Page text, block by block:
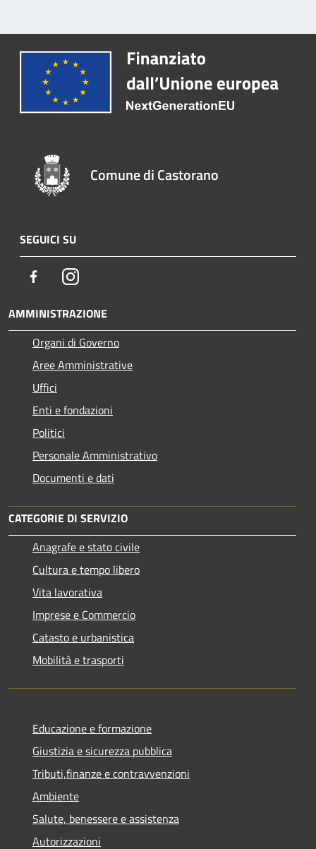
Comune di Castorano
SEGUICI SU
FacebookInstagram
AMMINISTRAZIONE
Organi di Governo
Aree Amministrative
Uffici
Enti e fondazioni
Politici
Personale Amministrativo
Documenti e dati
CATEGORIE DI SERVIZIO
Anagrafe e stato civile
Cultura e tempo libero
Vita lavorativa
Imprese e Commercio
Catasto e urbanistica
Mobilità e trasporti
Educazione e formazione
Giustizia e sicurezza pubblica
Tributi,finanze e contravvenzioni
Ambiente
Salute, benessere e assistenza
Autorizzazioni